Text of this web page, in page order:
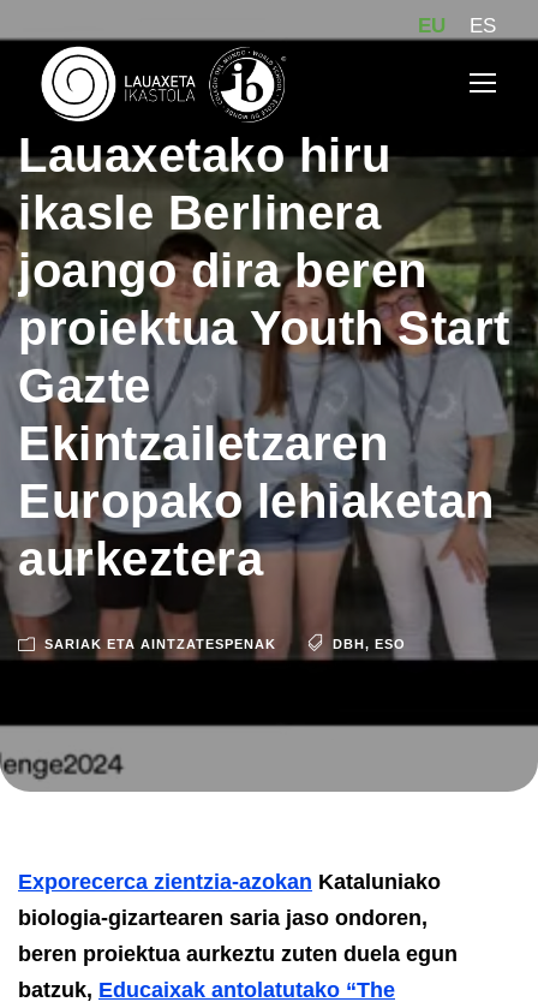
EU ES
Lauaxetako hiru
ikasle Berlinera
joango dira beren
proiektua Youth Start
Gazte
Ekintzailetzaren
Europako lehiaketan
aurkeztera
SARIAK ETA AINTZATESPENAK DBH, ESO
Exporecerca zientzia-azokan Kataluniako
biologia-gizartearen saria jaso ondoren,
beren proiektua aurkeztu zuten duela egun
batzuk, Educaixak antolatutako “The